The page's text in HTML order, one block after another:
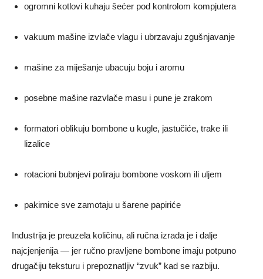
ogromni kotlovi kuhaju šećer pod kontrolom kompjutera
vakuum mašine izvlače vlagu i ubrzavaju zgušnjavanje
mašine za miješanje ubacuju boju i aromu
posebne mašine razvlače masu i pune je zrakom
formatori oblikuju bombone u kugle, jastučiće, trake ili
lizalice
rotacioni bubnjevi poliraju bombone voskom ili uljem
pakirnice sve zamotaju u šarene papiriće
Industrija je preuzela količinu, ali ručna izrada je i dalje
najcjenjenija — jer ručno pravljene bombone imaju potpuno
drugačiju teksturu i prepoznatljiv “zvuk” kad se razbiju.